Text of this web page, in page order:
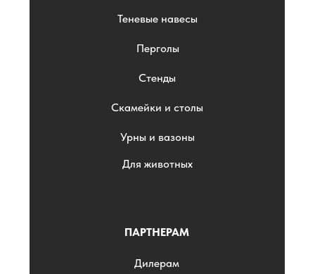
ПАРТНЕРАМ
Дилерам
Теневые навесы
Перголы
Стенды
Скамейки и столы
Урны и вазоны
Для животных